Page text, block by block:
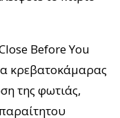
Before You
κρεβατοκάμαρας
της φωτιάς,